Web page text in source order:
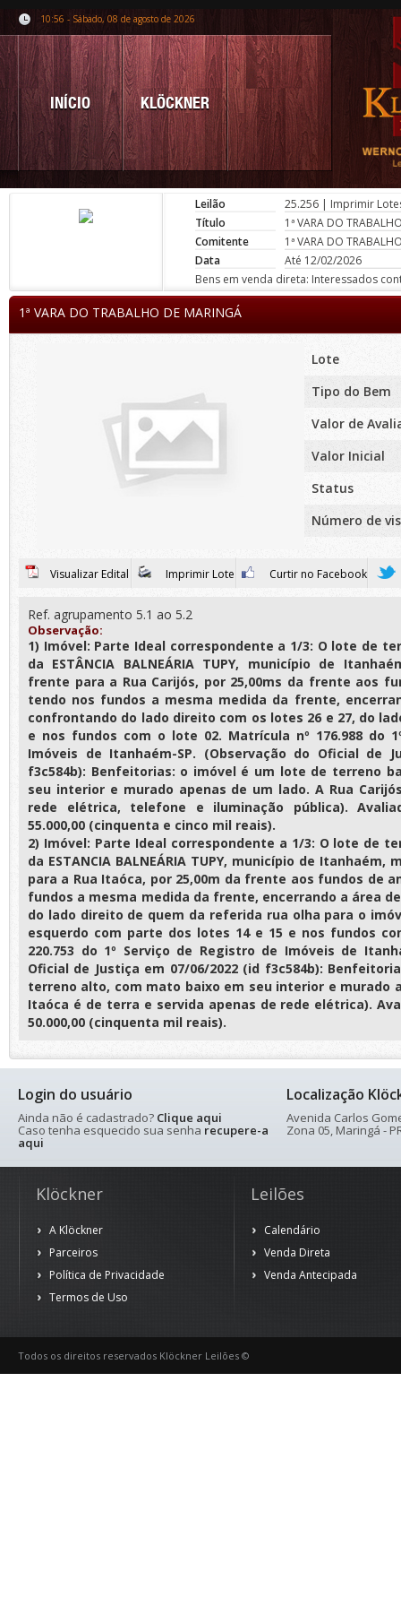
10:56 - Sábado, 08 de agosto de 2026
INÍCIO KLÖCKNER
Leilão 25.256 | Imprimir
Título
1ª VARA DO
Comitente
1ª VARA DO
Data
Até 12/02/2026
Bens em venda direta: Interessados
1ª VARA DO TRABALHO DE MARINGÁ
Lote
Tipo do Bem
Valor de
Valor Inicial
Status
Número de
Visualizar Edital Imprimir Lote Curtir no Facebook
Ref. agrupamento 5.1 ao 5.2
Observação:
1) Imóvel: Parte Ideal correspondente a 1/3: O lote de
da ESTÂNCIA BALNEÁRIA TUPY, município de
frente para a Rua Carijós, por 25,00ms da frente aos
tendo nos fundos a mesma medida da frente,
confrontando do lado direito com os lotes 26 e 27, do
e nos fundos com o lote 02. Matrícula nº 176.988 do
Imóveis de Itanhaém-SP. (Observação do Oficial de
f3c584b): Benfeitorias: o imóvel é um lote de terreno
seu interior e murado apenas de um lado. A Rua
rede elétrica, telefone e iluminação pública).
55.000,00 (cinquenta e cinco mil reais).
2) Imóvel: Parte Ideal correspondente a 1/3: O lote de
da ESTANCIA BALNEÁRIA TUPY, município de
para a Rua Itaóca, por 25,00m da frente aos fundos de
fundos a mesma medida da frente, encerrando a área
do lado direito de quem da referida rua olha para o
esquerdo com parte dos lotes 14 e 15 e nos fundos
220.753 do 1º Serviço de Registro de Imóveis de
Oficial de Justiça em 07/06/2022 (id f3c584b):
terreno alto, com mato baixo em seu interior e murado
Itaóca é de terra e servida apenas de rede elétrica).
50.000,00 (cinquenta mil reais).
Login do usuário
Ainda não é cadastrado? Clique aqui
Caso tenha esquecido sua senha recupere-a
aqui
Localização
Avenida Carlos
Zona 05, Maringá -
Klöckner
A Klöckner
Parceiros
Política de Privacidade
Termos de Uso
Leilões
Calendário
Venda Direta
Venda Antecipada
Todos os direitos reservados Klöckner Leilões ©